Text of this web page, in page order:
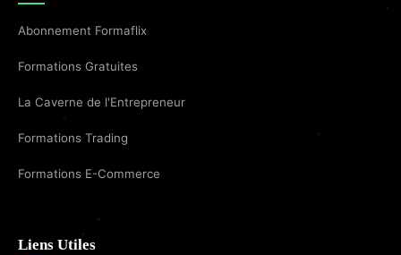
Abonnement Formaflix
Formations Gratuites
La Caverne de l'Entrepreneur
Formations Trading
Formations E-Commerce
Liens Utiles